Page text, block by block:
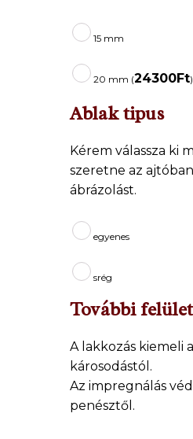
15 mm
20 mm (24300Ft)
Ablak tipus
Kérem válassza ki
szeretne az
ábrázolást.
egyenes
srég
További
A lakkozás kiemeli
károsodástól.
Az impregnálás
penésztől.